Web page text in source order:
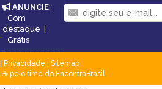
ANUNCIE:
Com
destaque |
Grátis
Privacidade
Sitemap
pelo time do EncontraBrasil